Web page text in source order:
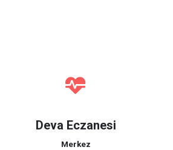
Deva Eczanesi
Merkez